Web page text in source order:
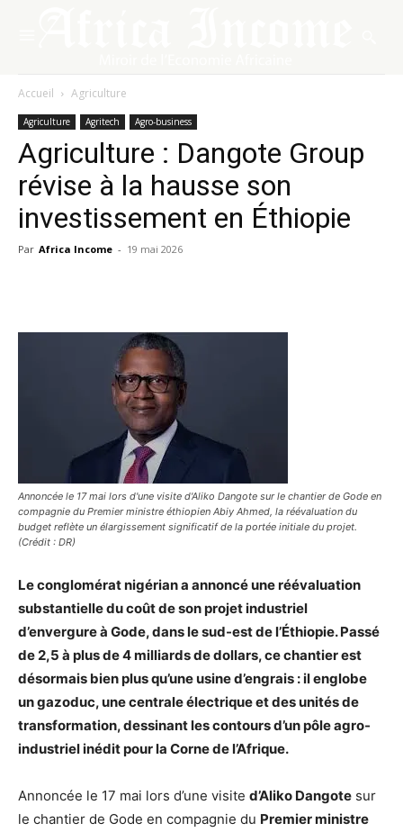
Accueil Agriculture
Agriculture Agritech Agro-business
Agriculture : Dangote Group
révise à la hausse son
investissement en Éthiopie
Par Africa Income - 19 mai 2026
Annoncée le 17 mai lors d'une visite d'Aliko Dangote sur le chantier de Gode en
compagnie du Premier ministre éthiopien Abiy Ahmed, la réévaluation du
budget reflète un élargissement significatif de la portée initiale du projet.
(Crédit : DR)
Le conglomérat nigérian a annoncé une réévaluation
substantielle du coût de son projet industriel
d’envergure à Gode, dans le sud-est de l’Éthiopie. Passé
de 2,5 à plus de 4 milliards de dollars, ce chantier est
désormais bien plus qu’une usine d’engrais : il englobe
un gazoduc, une centrale électrique et des unités de
transformation, dessinant les contours d’un pôle agro-
industriel inédit pour la Corne de l’Afrique.
Annoncée le 17 mai lors d’une visite d’Aliko Dangote sur
le chantier de Gode en compagnie du Premier ministre